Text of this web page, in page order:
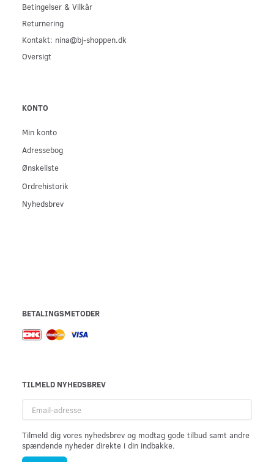
Betingelser & Vilkår
Returnering
Kontakt: nina@bj-shoppen.dk
Oversigt
KONTO
Min konto
Adressebog
Ønskeliste
Ordrehistorik
Nyhedsbrev
BETALINGSMETODER
TILMELD NYHEDSBREV
adresse
Tilmeld dig vores nyhedsbrev og modtag gode tilbud samt andre
spændende nyheder direkte i din indbakke.